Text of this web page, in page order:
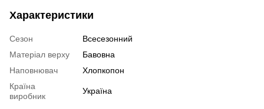
Характеристики
Сезон
Всесезонний
Матеріал верху
Бавовна
Наповнювач
Хлопкопон
Країна
виробник
Україна